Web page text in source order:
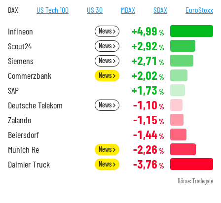
DAX US Tech 100 US 30 MDAX SDAX EuroStoxx
Infineon News +4,99 %
Scout24 News +2,92 %
Siemens News +2,71 %
Commerzbank News +2,02 %
SAP +1,73 %
Deutsche Telekom News -1,10 %
Zalando -1,15 %
Beiersdorf -1,44%
Munich Re News -2,26 %
Daimler Truck News -3,76 %
Börse: Tradegate